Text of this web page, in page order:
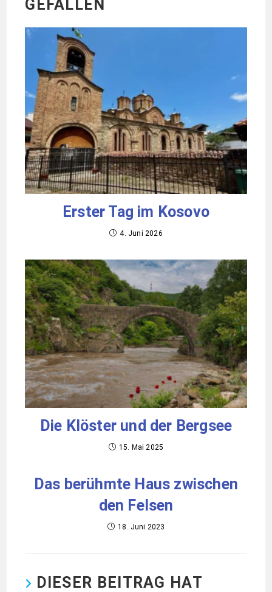
GEFALLEN
Erster Tag im Kosovo
4. Juni 2026
Die Klöster und der Bergsee
15. Mai 2025
Das berühmte Haus zwischen
den Felsen
18. Juni 2023
DIESER BEITRAG HAT